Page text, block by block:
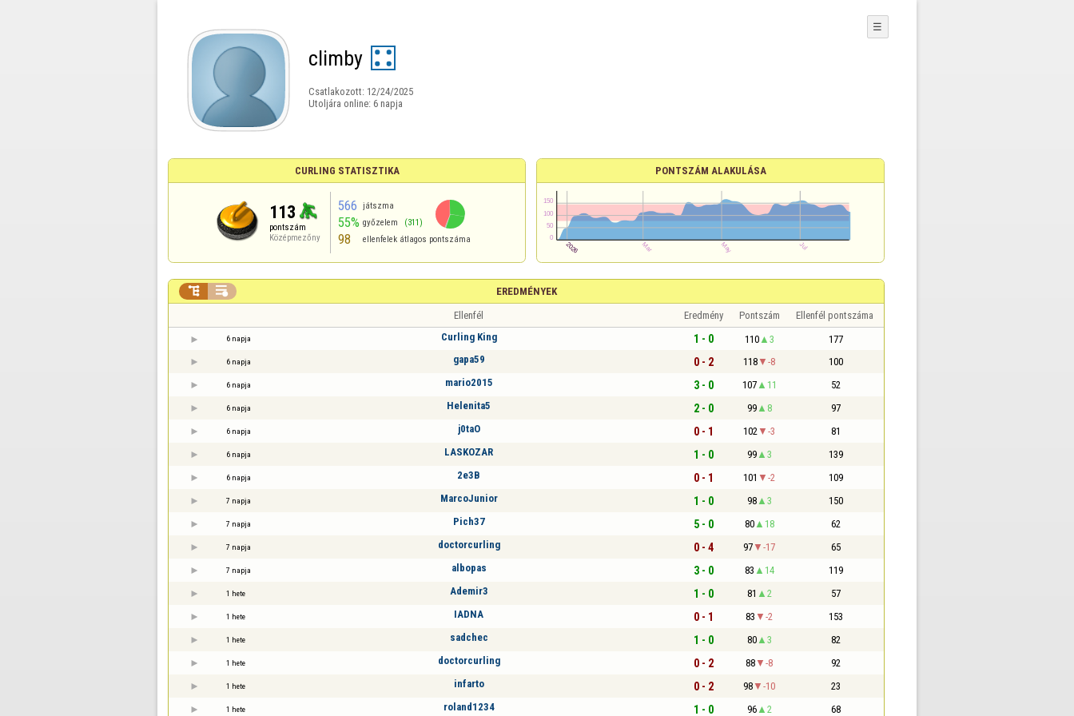
climby
Csatlakozott: 12/24/2025
Utoljára online: 6 napja
☰
CURLING STATISZTIKA
113
pontszám
Középmezőny
566 játszma
55% győzelem (311)
98 ellenfelek átlagos pontszáma
PONTSZÁM ALAKULÁSA
EREDMÉNYEK
 
Ellenfél Eredmény Pontszám Ellenfél pontszáma
6 napja Curling King 1 - 0 110 3 177
6 napja gapa59 0 - 2 118 -8 100
6 napja mario2015 3 - 0 107 11 52
6 napja Helenita5 2 - 0 99 8 97
6 napja j0taO 0 - 1 102 -3 81
6 napja LASKOZAR 1 - 0 99 3 139
6 napja 2e3B 0 - 1 101 -2 109
7 napja MarcoJunior 1 - 0 98 3 150
7 napja Pich37 5 - 0 80 18 62
7 napja doctorcurling 0 - 4 97 -17 65
7 napja albopas 3 - 0 83 14 119
1 hete Ademir3 1 - 0 81 2 57
1 hete IADNA 0 - 1 83 -2 153
1 hete sadchec 1 - 0 80 3 82
1 hete doctorcurling 0 - 2 88 -8 92
1 hete infarto 0 - 2 98 -10 23
1 hete roland1234 1 - 0 96 2 68